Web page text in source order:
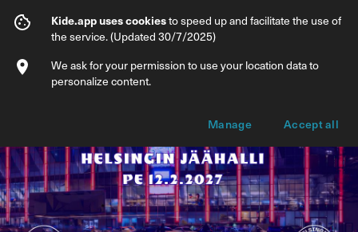
Viralliset Vanhojen Jatkot 2027 -
Info Ticket types
Kide.app uses cookiesto speed up and facilitate the use of
the service. (Updated 30/7/2025)
We ask for your permission to use your location data to
personalize content.
Manage Accept all